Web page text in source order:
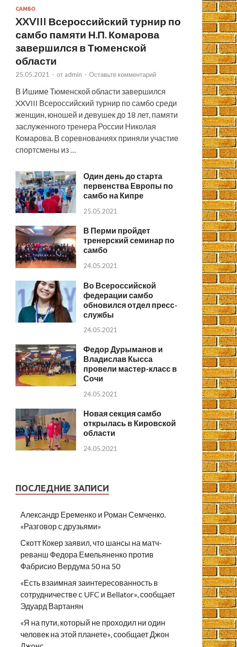
САМБО
XXVIII Всероссийский турнир по
самбо памяти Н.П. Комарова
завершился в Тюменской
области
25.05.2021 - от admin - Оставьте комментарий
В Ишиме Тюменской области завершился
XXVIII Всероссийский турнир по самбо среди
женщин, юношей и девушек до 18 лет, памяти
заслуженного тренера России Николая
Комарова. В соревнованиях приняли участие
спортсмены из …
Один день до старта
первенства Европы по
самбо на Кипре
25.05.2021
В Перми пройдет
тренерский семинар по
самбо
24.05.2021
Во Всероссийской
федерации самбо
обновился отдел пресс-
службы
24.05.2021
Федор Дурыманов и
Владислав Кысса
провели мастер-класс в
Сочи
24.05.2021
Новая секция самбо
открылась в Кировской
области
24.05.2021
ПОСЛЕДНИЕ ЗАПИСИ
Александр Еременко и Роман Семченко.
«Разговор с друзьями»
Скотт Кокер заявил, что шансы на матч-
реванш Федора Емельяненко против
Фабрисио Вердума 50 на 50
«Есть взаимная заинтересованность в
сотрудничестве с UFC и Bellator», сообщает
Эдуард Вартанян
«Я на пути, который не проходил ни один
человек на этой планете», сообщает Джон